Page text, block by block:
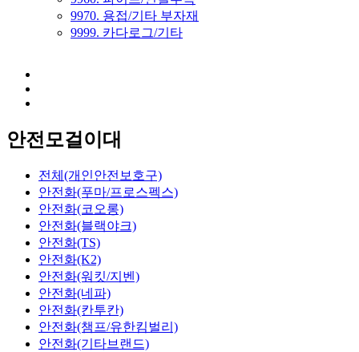
9970. 용접/기타 부자재
9999. 카다로그/기타
안전모걸이대
전체(개인안전보호구)
안전화(푸마/프로스펙스)
안전화(코오롱)
안전화(블랙야크)
안전화(TS)
안전화(K2)
안전화(워킷/지벤)
안전화(네파)
안전화(칸투칸)
안전화(챔프/유한킴벌리)
안전화(기타브랜드)